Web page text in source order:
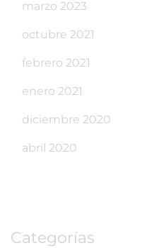
marzo 2023
octubre 2021
febrero 2021
enero 2021
diciembre 2020
abril 2020
Categorías